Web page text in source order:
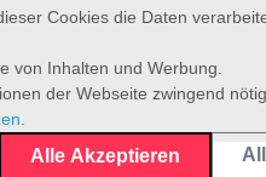
Cookies die Daten
von Inhalten und Werbung.
der Webseite zwingend
Alle Akzeptieren